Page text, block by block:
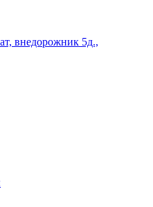
внедорожник 5д.,